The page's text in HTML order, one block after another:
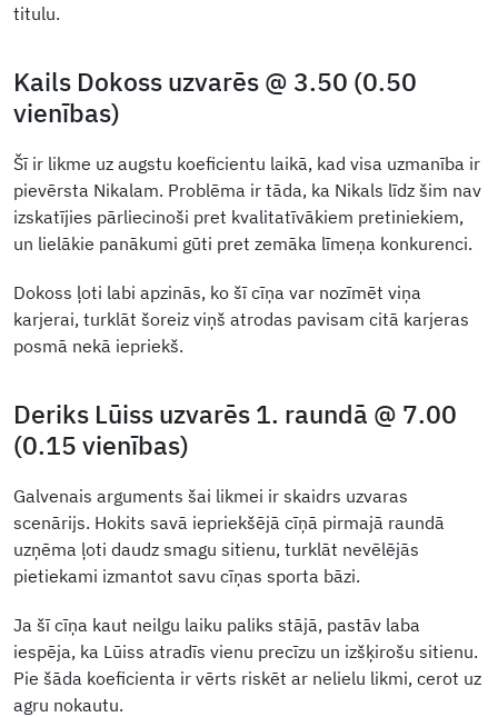
titulu.
Kails Dokoss uzvarēs @ 3.50 (0.50
vienības)
Šī ir likme uz augstu koeficientu laikā, kad visa uzmanība ir
pievērsta Nikalam. Problēma ir tāda, ka Nikals līdz šim nav
izskatījies pārliecinoši pret kvalitatīvākiem pretiniekiem,
un lielākie panākumi gūti pret zemāka līmeņa konkurenci.
Dokoss ļoti labi apzinās, ko šī cīņa var nozīmēt viņa
karjerai, turklāt šoreiz viņš atrodas pavisam citā karjeras
posmā nekā iepriekš.
Deriks Lūiss uzvarēs 1. raundā @ 7.00
(0.15 vienības)
Galvenais arguments šai likmei ir skaidrs uzvaras
scenārijs. Hokits savā iepriekšējā cīņā pirmajā raundā
uzņēma ļoti daudz smagu sitienu, turklāt nevēlējās
pietiekami izmantot savu cīņas sporta bāzi.
Ja šī cīņa kaut neilgu laiku paliks stājā, pastāv laba
iespēja, ka Lūiss atradīs vienu precīzu un izšķirošu sitienu.
Pie šāda koeficienta ir vērts riskēt ar nelielu likmi, cerot uz
agru nokautu.